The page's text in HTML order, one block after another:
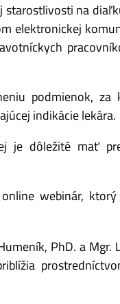
na
elektronickej
podmienok, za
indikácie lekára.
je dôležité mať
webinár,
PhD. a